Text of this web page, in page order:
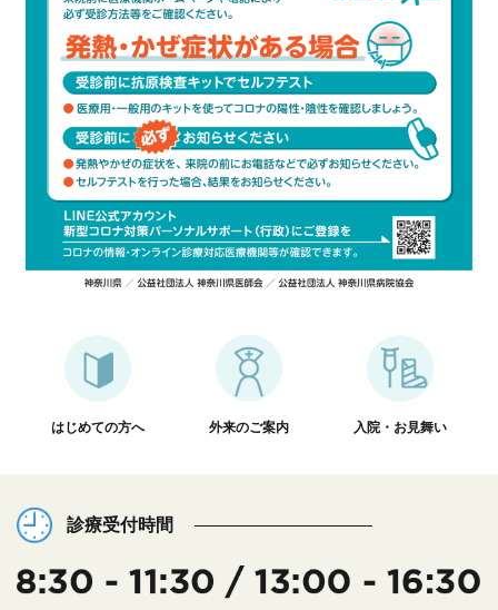
はじめての方へ 外来のご案内 入院・お見舞い
診療受付時間